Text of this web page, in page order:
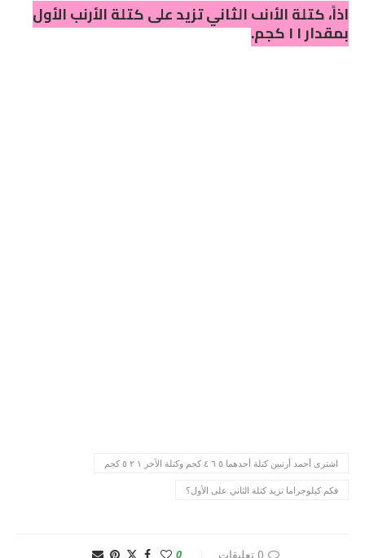
إذاً، كتلة الأرنب الثاني تزيد على كتلة الأرنب الأول
بمقدار ١ ١ كجم.
اشترى أحمد أرنبين كتلة أحدهما ٥ ٦ ٤ كجم وكتلة الآخر ١ ٢ ٥ كجم
فكم كيلوجراما تزيد كتلة الثاني على الأول؟
0 تعليقات 0